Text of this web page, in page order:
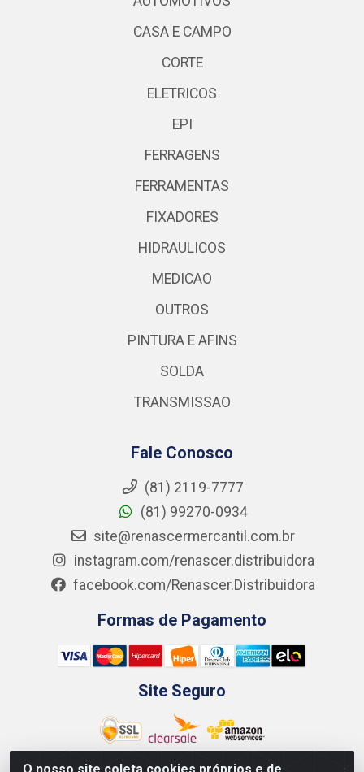
CASA E CAMPO
CORTE
ELETRICOS
EPI
FERRAGENS
FERRAMENTAS
FIXADORES
HIDRAULICOS
MEDICAO
OUTROS
PINTURA E AFINS
SOLDA
TRANSMISSAO
Fale Conosco
(81) 2119-7777
(81) 99270-0934
site@renascermercantil.com.br
instagram.com/renascer.distribuidora
facebook.com/Renascer.Distribuidora
Formas de Pagamento
Site Seguro